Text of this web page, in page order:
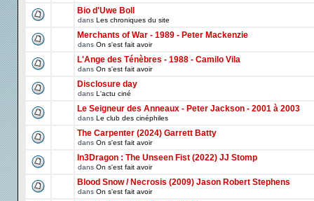
Bio d'Uwe Boll
dans Les chroniques du site
Merchants of War - 1989 - Peter Mackenzie
dans On s'est fait avoir
L'Ange des Ténèbres - 1988 - Camilo Vila
dans On s'est fait avoir
Disclosure day
dans L'actu ciné
Le Seigneur des Anneaux - Peter Jackson - 2001 à 2003
dans Le club des cinéphiles
The Carpenter (2024) Garrett Batty
dans On s'est fait avoir
In3Dragon : The Unseen Fist (2022) JJ Stomp
dans On s'est fait avoir
Blood Snow / Necrosis (2009) Jason Robert Stephens
dans On s'est fait avoir